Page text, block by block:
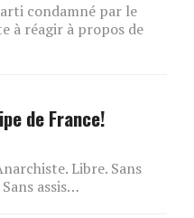
condamné par le
à réagir à propos de
de France!
Libre. Sans
assis…